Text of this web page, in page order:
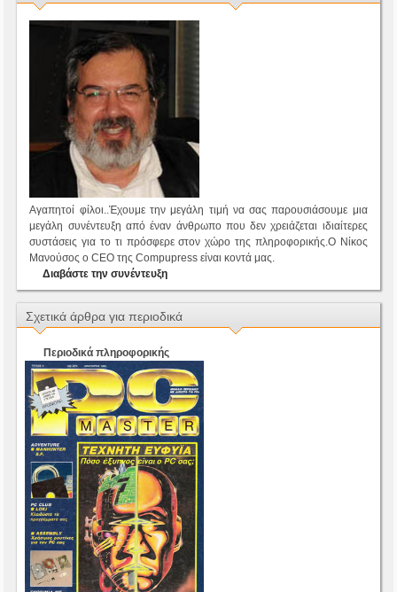
Αγαπητοί φίλοι..Έχουμε την μεγάλη τιμή να σας παρουσιάσουμε μια
μεγάλη συνέντευξη από έναν άνθρωπο που δεν χρειάζεται ιδιαίτερες
συστάσεις για το τι πρόσφερε στον χώρο της πληροφορικής.Ο Νίκος
Μανούσος ο CEO της Compupress είναι κοντά μας.
Διαβάστε την συνέντευξη
Σχετικά άρθρα για περιοδικά
Περιοδικά πληροφορικής